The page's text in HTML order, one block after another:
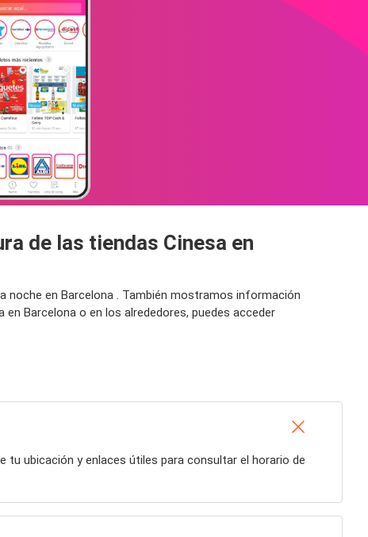
de las tiendas Cinesa en
noche en Barcelona . También mostramos información
Barcelona o en los alrededores, puedes acceder
tu ubicación y enlaces útiles para consultar el horario de